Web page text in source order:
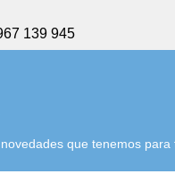
139 945
que tenemos para